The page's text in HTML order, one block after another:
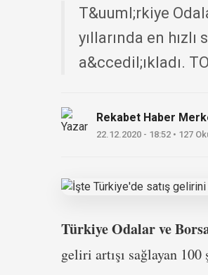
T&uuml;rkiye
yıllarında en
a&ccedil;ıkladı.
Rekabet Haber
22.12.2020 - 18:52 • 127
Türkiye Odalar ve
geliri artışı sağlayan